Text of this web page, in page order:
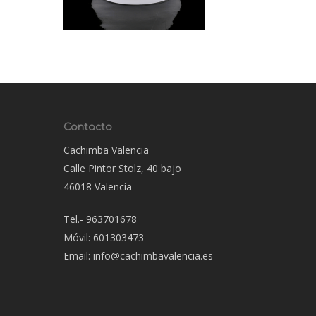
Contacto
Cachimba Valencia
Calle Pintor Stolz, 40 bajo
46018 Valencia
Tel.- 963701678
Móvil: 601303473
Email: info@cachimbavalencia.es